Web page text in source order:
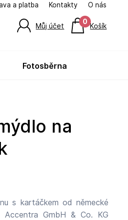
s kartáčkem od německé
a platba Kontakty O nás
Můj účet Košík
0
fotosběrna